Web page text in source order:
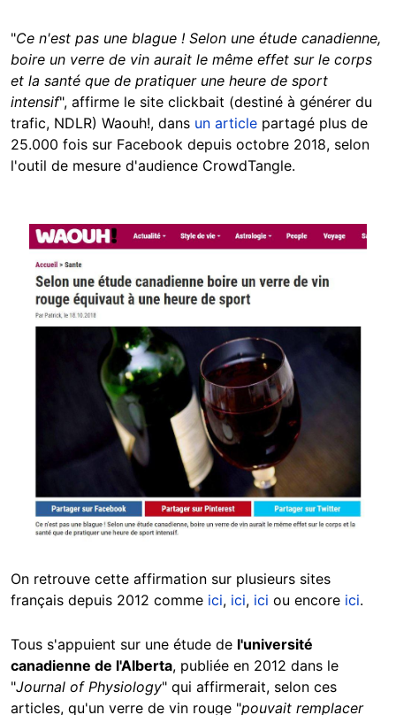
"Ce n'est pas une blague ! Selon une étude canadienne,
boire un verre de vin aurait le même effet sur le corps
et la santé que de pratiquer une heure de sport
intensif", affirme le site clickbait (destiné à générer du
trafic, NDLR) Waouh!, dans un article partagé plus de
25.000 fois sur Facebook depuis octobre 2018, selon
l'outil de mesure d'audience CrowdTangle.
Image
On retrouve cette affirmation sur plusieurs sites
français depuis 2012 comme ici, ici, ici ou encore ici.
Tous s'appuient sur une étude de l'université
canadienne de l'Alberta, publiée en 2012 dans le
"Journal of Physiology" qui affirmerait, selon ces
articles, qu'un verre de vin rouge "pouvait remplacer